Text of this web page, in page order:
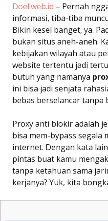
Doel.web.id – Pernah
informasi, tiba-tiba
Bikin kesel banget, ya.
bukan situs aneh-aneh.
kebijakan wilayah atau
website tertentu jadi
butuh yang namanya
ini bisa jadi senjata
bebas berselancar tanpa
Proxy anti blokir adalah
bisa mem-bypass segala
internet. Dengan kata
pintas buat kamu
tanpa ketahuan sama
kerjanya? Yuk, kita